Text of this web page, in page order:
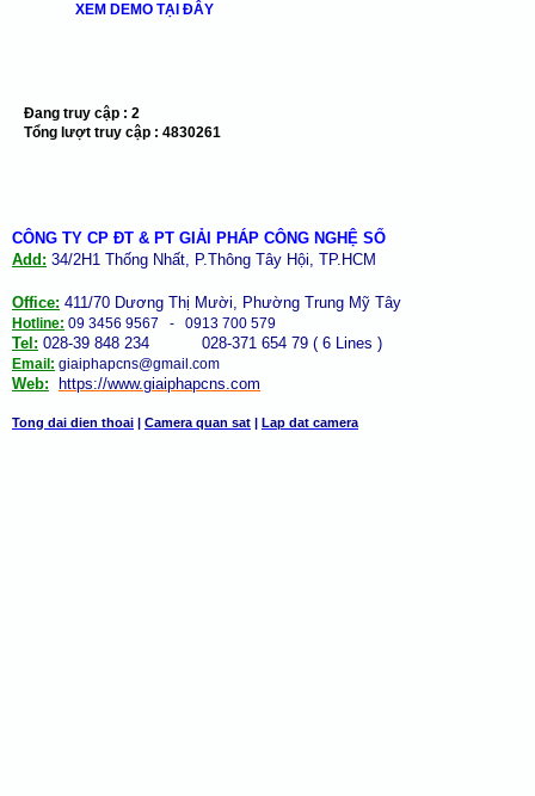
XEM DEMO TẠI ĐÂY
Đang truy cập : 2
Tổng lượt truy cập : 4830261
CÔNG TY CP ĐT & PT GIẢI PHÁP CÔNG NGHỆ SỐ
Add: 34/2H1 Thống Nhất, P.Thông Tây Hội, TP.HCM
Office: 411/70 Dương Thị Mười, Phường Trung Mỹ Tây
Hotline: 09 3456 9567 - 0913 700 579
Tel: 028-39 848 234 028-371 654 79 ( 6 Lines )
Email: giaiphapcns@gmail.com
Web: https://www.giaiphapcns.com
Tong dai dien thoai | Camera quan sat | Lap dat camera